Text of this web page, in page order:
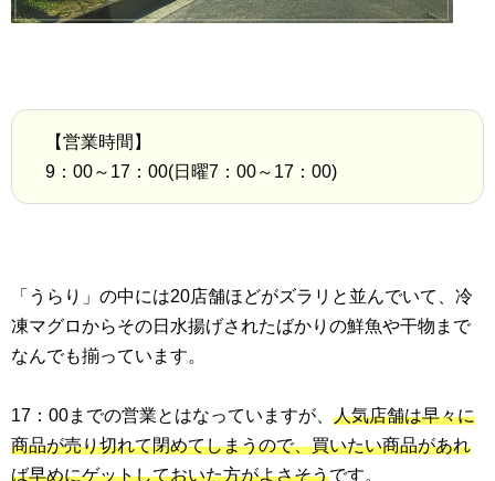
【営業時間】
9：00～17：00(日曜7：00～17：00)
「うらり」の中には20店舗ほどがズラリと並んでいて、冷
凍マグロからその日水揚げされたばかりの鮮魚や干物まで
なんでも揃っています。
17：00までの営業とはなっていますが、 人気店舗は早々に
商品が売り切れて閉めてしまうので、買いたい商品があれ
ば早めにゲットしておいた方がよさそうです。